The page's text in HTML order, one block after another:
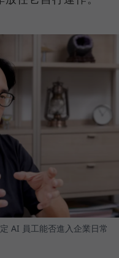
AI 員工能否進入企業日常